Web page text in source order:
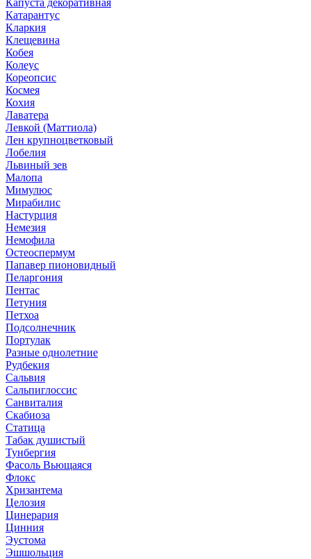
Катарантус
Кларкия
Клещевина
Кобея
Колеус
Кореопсис
Космея
Кохия
Лаватера
Левкой (Маттиола)
Лен крупноцветковый
Лобелия
Львиный зев
Малопа
Мимулюс
Мирабилис
Настурция
Немезия
Немофила
Остеоспермум
Папавер пионовидный
Пеларгония
Пентас
Петуния
Петхоа
Подсолнечник
Портулак
Разные однолетние
Рудбекия
Сальвия
Сальпиглоссис
Санвиталия
Скабиоза
Статица
Табак душистый
Тунбергия
Фасоль Вьющаяся
Флокс
Хризантема
Целозия
Цинерария
Цинния
Эустома
Эшшольция